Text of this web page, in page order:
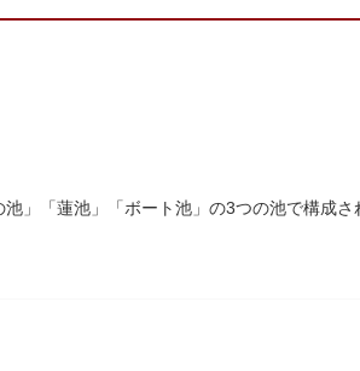
」「蓮池」「ボート池」の3つの池で構成さ
眺めれば、新しい発見ができるかもしれま
中でバードウォッチングができる珍しいス